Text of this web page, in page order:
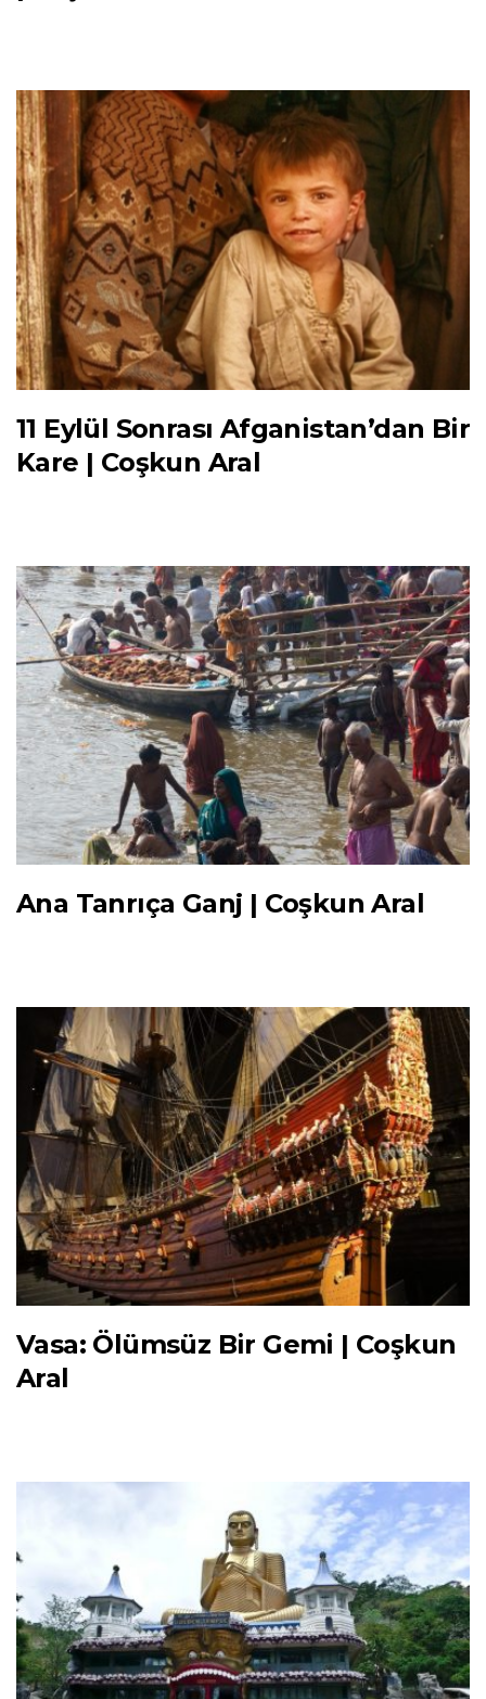
11 Eylül Sonrası Afganistan’dan Bir
Kare | Coşkun Aral
Ana Tanrıça Ganj | Coşkun Aral
Vasa: Ölümsüz Bir Gemi | Coşkun
Aral